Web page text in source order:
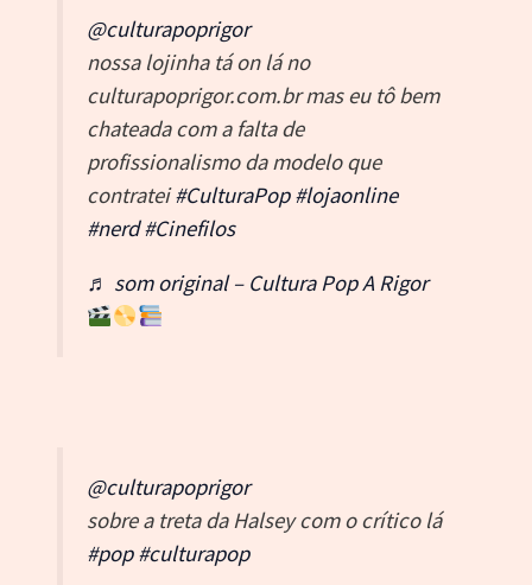
@culturapoprigor
nossa lojinha tá on lá no
culturapoprigor.com.br mas eu tô bem
chateada com a falta de
profissionalismo da modelo que
contratei#CulturaPop #lojaonline
#nerd #Cinefilos
♬ som original – Cultura Pop A Rigor
@culturapoprigor
sobre a treta da Halsey com o crítico lá
#pop #culturapop